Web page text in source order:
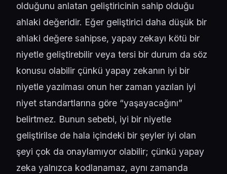
olduğunu anlatan geliştiricinin sahip olduğu
ahlaki değeridir. Eğer geliştirici daha düşük bir
ahlaki değere sahipse, yapay zekayı kötü bir
niyetle geliştirebilir veya tersi bir durum da söz
konusu olabilir çünkü yapay zekanın iyi bir
niyetle yazılması onun her zaman yazılan iyi
niyet standartlarına göre “yaşayacağını”
belirtmez. Bunun sebebi, iyi bir niyetle
geliştirilse de hala içindeki bir şeyler iyi olan
şeyi çok da onaylamıyor olabilir; çünkü yapay
zeka yalnızca kodlanamaz, aynı zamanda